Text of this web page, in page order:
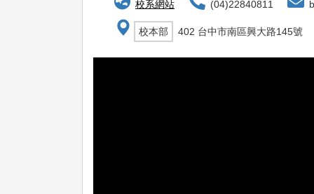
校系網站 (04)22840811
校本部 402 台中市南區興大路145號